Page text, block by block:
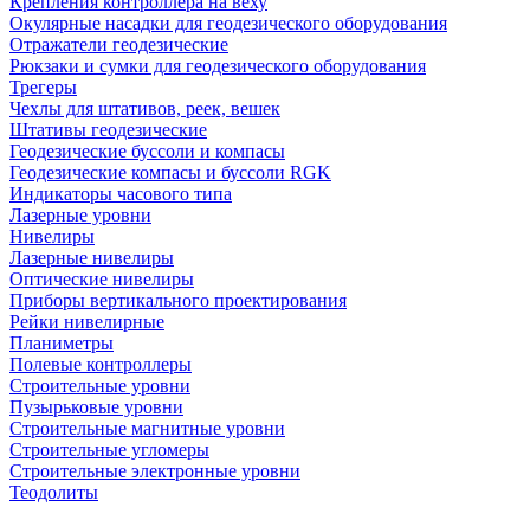
Окулярные насадки для геодезического оборудования
Отражатели геодезические
Рюкзаки и сумки для геодезического оборудования
Трегеры
Чехлы для штативов, реек, вешек
Штативы геодезические
Геодезические буссоли и компасы
Геодезические компасы и буссоли RGK
Индикаторы часового типа
Лазерные уровни
Нивелиры
Лазерные нивелиры
Оптические нивелиры
Приборы вертикального проектирования
Рейки нивелирные
Планиметры
Полевые контроллеры
Строительные уровни
Пузырьковые уровни
Строительные магнитные уровни
Строительные угломеры
Строительные электронные уровни
Теодолиты